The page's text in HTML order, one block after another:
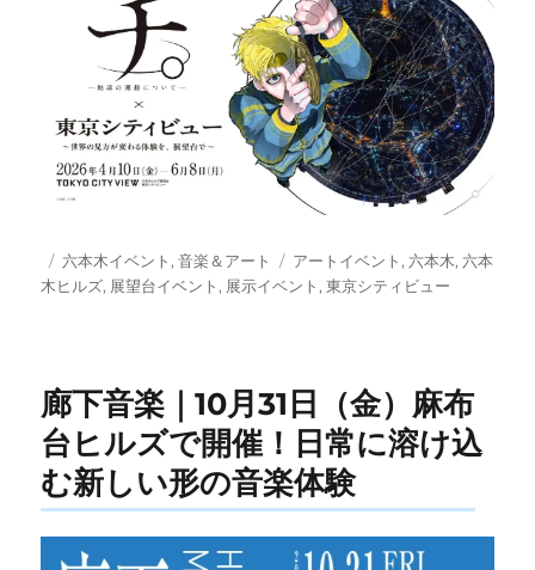
投
稿
カ
テ
六本木イベント ,音楽＆アート
タ
グ
アートイベント , 六本木, 六本
木ヒルズ, 展望台イベント , 展示イベント ,東京シティビュー
廊下音楽｜10月31日（金）麻布
台ヒルズで開催！日常に溶け込
む新しい形の音楽体験